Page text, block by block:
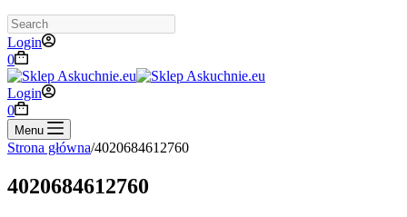
Search
Login
Koszyk
0
Login
Koszyk
0
Menu
Strona główna/4020684612760
4020684612760